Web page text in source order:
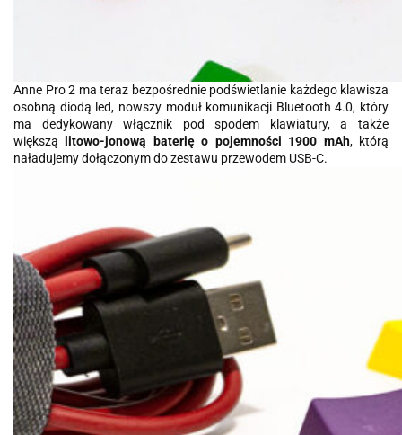
Anne Pro 2 ma teraz bezpośrednie podświetlanie każdego klawisza
osobną diodą led, nowszy moduł komunikacji Bluetooth 4.0, który
ma dedykowany włącznik pod spodem klawiatury, a także
większąlitowo-jonową baterię o pojemności 1900 mAh, którą
naładujemy dołączonym do zestawu przewodem USB-C.